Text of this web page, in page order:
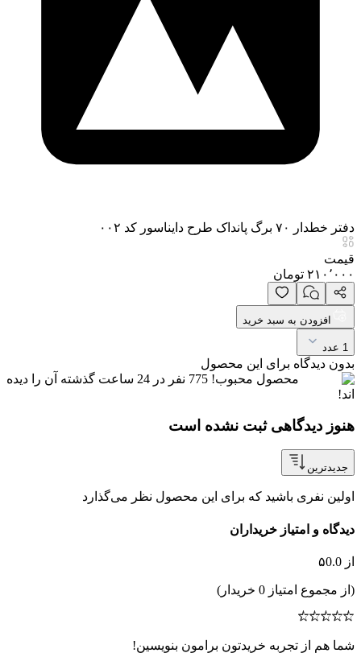
دفتر خطدار ۷۰ برگ پانداک طرح دایناسور کد ۰۰۲
قیمت
۲۱۰٬۰۰۰ تومان
افزودن به سبد خرید
1 عدد
بدون دیدگاه برای این محصول
محصول محبوب! 775 نفر در
گذشته آن را دیده
اند!
هنوز دیدگاهی ثبت نشده است
جدیدترین
اولین نفری باشید که برای این محصول نظر می‌گذارد
دیدگاه و امتیاز خریداران
از ۵ 0.0
(از مجموع امتیاز 0 خریدار)
شما هم از تجربه خریدتون برامون بنویسین!